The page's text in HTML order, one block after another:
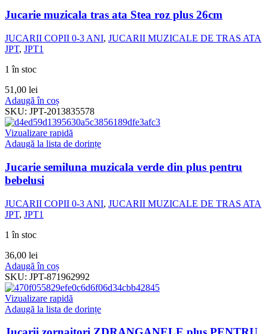
Jucarie muzicala tras ata Stea roz plus 26cm
JUCARII COPII 0-3 ANI, JUCARII MUZICALE DE TRAS ATA
JPT, JPT1
1 în stoc
51,00 lei
Adaugă în coș
SKU: JPT-2013835578
Vizualizare rapidă
Adaugă la lista de dorințe
Jucarie semiluna muzicala verde din plus pentru
bebelusi
JUCARII COPII 0-3 ANI, JUCARII MUZICALE DE TRAS ATA
JPT, JPT1
1 în stoc
36,00 lei
Adaugă în coș
SKU: JPT-871962992
Vizualizare rapidă
Adaugă la lista de dorințe